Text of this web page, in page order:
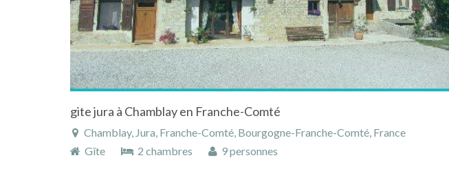
gite jura à Chamblay en Franche-Comté
Chamblay, Jura, Franche-Comté, Bourgogne-Franche-Comté, France
Gîte
2 chambres 9 personnes